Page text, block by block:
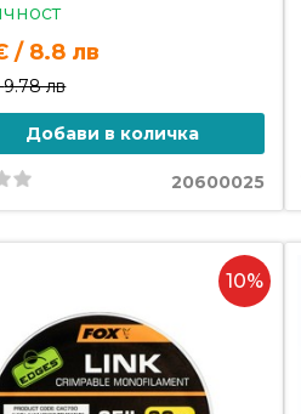
/ 8.8 лв
9.78 лв
Добави в количка
20600025
10%